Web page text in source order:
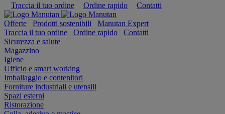
Traccia il tuo ordine
Ordine rapido Contatti
Offerte Prodotti sostenibili
Manutan Expert
Traccia il tuo ordine
Ordine rapido
Contatti
Sicurezza e salute
Magazzino
Igiene
Ufficio e smart working
Imballaggio e contenitori
Forniture industriali e utensili
Spazi esterni
Ristorazione